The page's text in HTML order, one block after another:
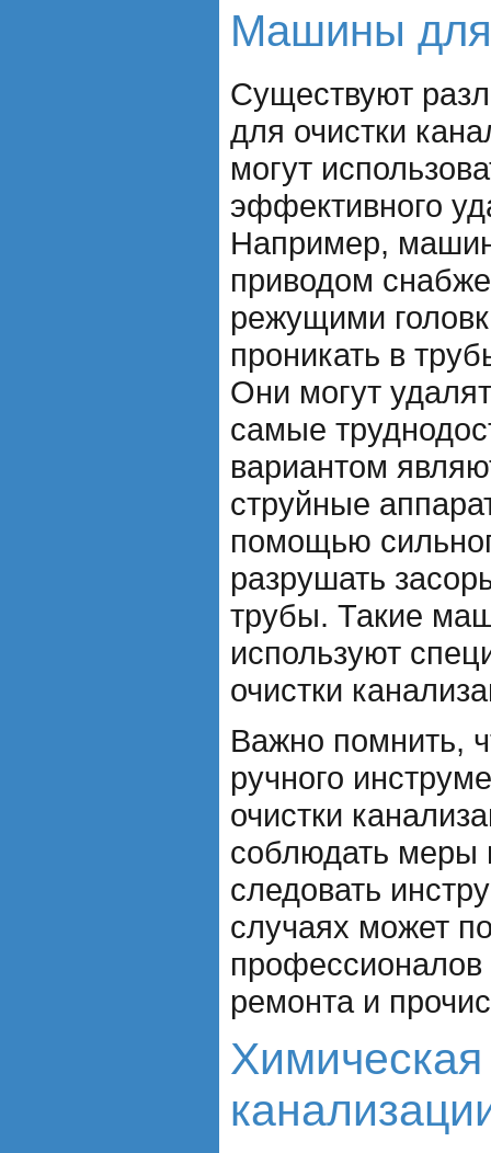
Машины для
Существуют
для очистки
могут
эффективного
Например,
приводом
режущими
проникать в
Они могут
самые
вариантом
струйные
помощью
разрушать
трубы. Такие
используют
очистки
Важно помнить,
ручного
очистки
соблюдать меры
следовать
случаях может
ремонта и
Химическая